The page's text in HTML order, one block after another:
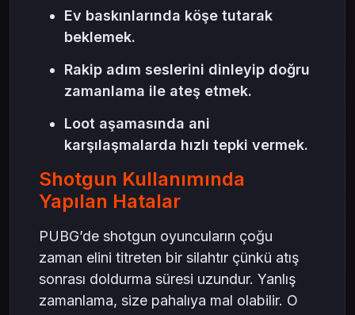
Ev baskınlarında köşe tutarak
beklemek.
Rakip adım seslerini dinleyip doğru
zamanlama ile ateş etmek.
Loot aşamasında ani
karşılaşmalarda hızlı tepki vermek.
Shotgun Kullanımında
Yapılan Hatalar
PUBG’de shotgun oyuncuların çoğu
zaman elini titreten bir silahtır çünkü atış
sonrası doldurma süresi uzundur. Yanlış
zamanlama, size pahalıya mal olabilir. O